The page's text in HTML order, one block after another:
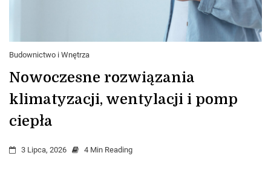
Budownictwo i Wnętrza
Nowoczesne rozwiązania
klimatyzacji, wentylacji i pomp
ciepła
3 Lipca, 2026 4 Min Reading